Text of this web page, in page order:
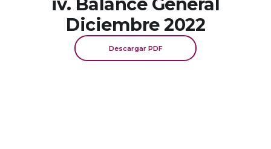
Diciembre 2022
Descargar PDF